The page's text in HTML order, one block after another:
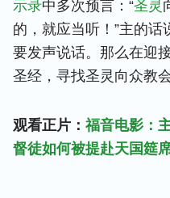
示录中多次预言：“圣灵
的，就应当听！”主的
要发声说话。那么在迎
圣经，寻找圣灵向众教
观看正片： 福音电影：
督徒如何被提赴天国筵